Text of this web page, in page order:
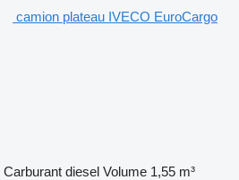
camion plateau IVECO EuroCargo
Carburant diesel Volume 1,55 m³